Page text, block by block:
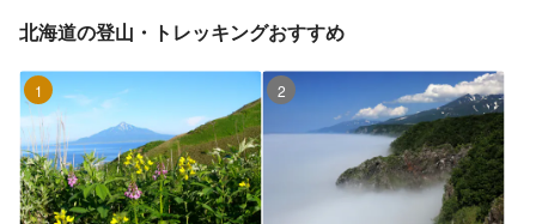
北海道の登山・トレッキングおすすめ
1位